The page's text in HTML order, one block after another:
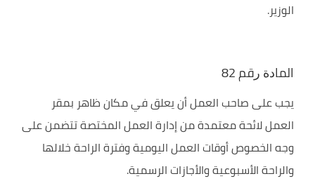
الوزير.
اﻟﻤﺎﺩﺓ ﺭﻗﻢ 82
يجب على صاحب العمل أن يعلق في مكان ظاهر بمقر
العمل لائحة معتمدة من إدارة العمل المختصة تتضمن على
وجه الخصوص أوقات العمل اليومية وفترة الراحة خلالها
والراحة الأسبوعية والأجازات الرسمية.